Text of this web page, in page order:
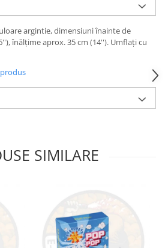
argintie, dimensiuni înainte de
înălțime aprox. 35 cm (14''). Umflați cu
SIMILARE